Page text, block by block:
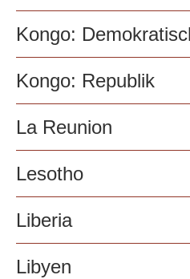
Kongo:
Kongo: Republik
La Reunion
Lesotho
Liberia
Libyen